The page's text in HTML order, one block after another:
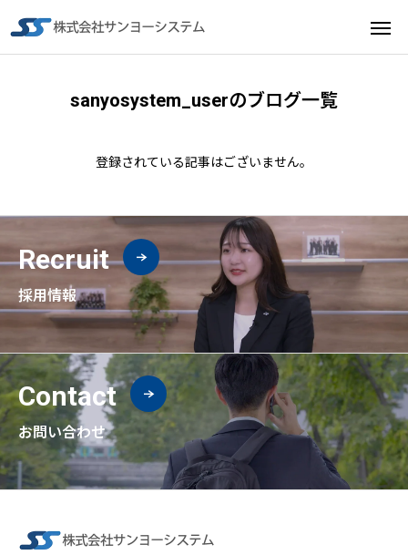
sanyosystem_userのブログ一覧
登録されている記事はございません。
Recruit
採用情報
Contact
お問い合わせ